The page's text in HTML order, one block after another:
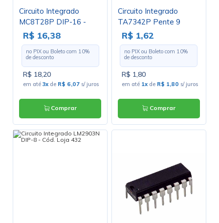
Circuito Integrado
MC8T28P DIP-16 -
Freescale
R$ 16,38
no PIX ou Boleto com 10%
de desconto
R$ 18,20
em até3x de R$ 6,07 s/ juros
Comprar
Circuito Integrado
TA7342P Pente 9
Pinos - Cód. Loja 2111
R$ 1,62
no PIX ou Boleto com 10%
de desconto
R$ 1,80
em até 1x de R$ 1,80 s/ juros
Comprar